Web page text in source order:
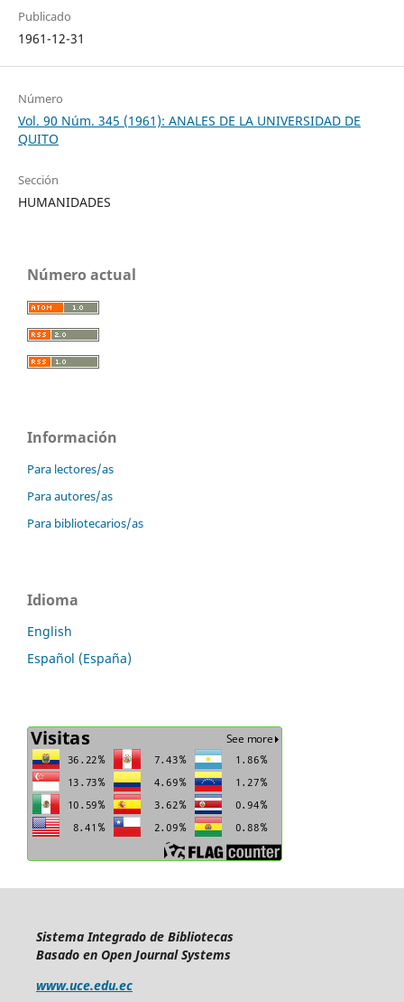
Publicado
1961-12-31
Número
Vol. 90 Núm. 345 (1961): ANALES DE LA UNIVERSIDAD DE
QUITO
Sección
HUMANIDADES
Número actual
Información
Para lectores/as
Para autores/as
Para bibliotecarios/as
Idioma
English
Español (España)
Sistema Integrado de Bibliotecas
Basado en Open Journal Systems
www.uce.edu.ec